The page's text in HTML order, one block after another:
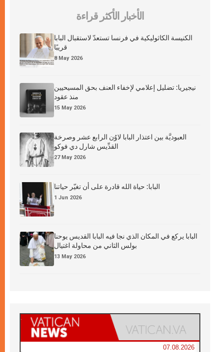
الأخبار الأكثر قراءة
الكنيسة الكاثوليكية في فرنسا تستعدّ لاستقبال البابا
قريبًا
8 May 2026
نيجيريا: تضليل إعلامي لإخفاء العنف بحق المسيحيين
منذ عقود
15 May 2026
العبوديَّة بين اعتذار البابا لاوُن الرابع عشر وصرخة
القدِّيس شارل دي فوكو
27 May 2026
البابا: حياة الله قادرة على أن تغيّر حياتنا
1 Jun 2026
البابا يركع في المكان الذي نجا فيه البابا القديس يوحنا
بولس الثاني من محاولة اغتيال
13 May 2026
07.08.2026